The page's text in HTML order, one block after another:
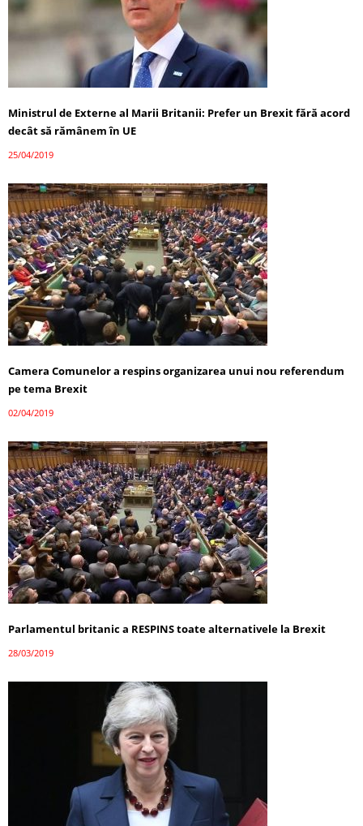
Ministrul de Externe al Marii Britanii: Prefer un Brexit fără acord
decât să rămânem în UE
25/04/2019
Camera Comunelor a respins organizarea unui nou referendum
pe tema Brexit
02/04/2019
Parlamentul britanic a RESPINS toate alternativele la Brexit
28/03/2019